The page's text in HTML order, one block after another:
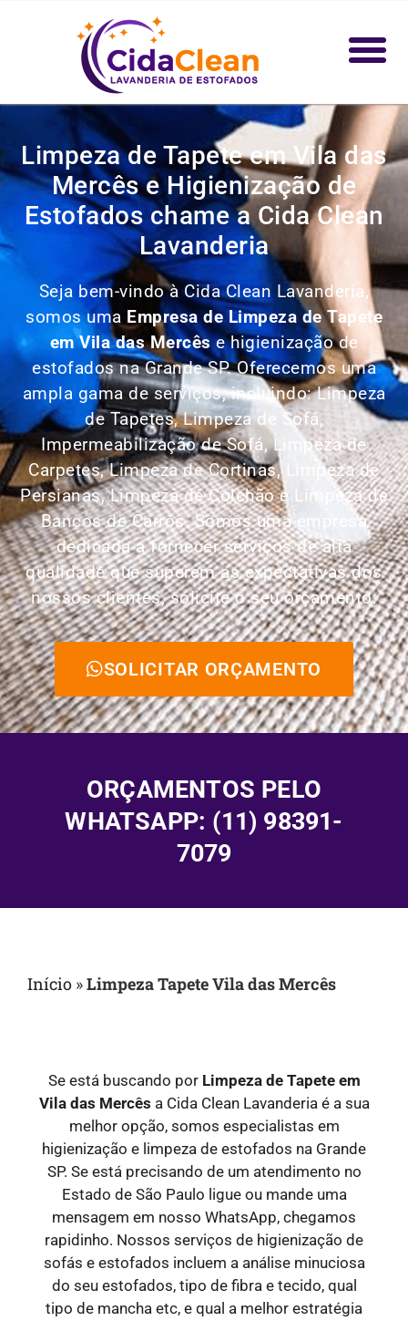
Limpeza de Tapete em Vila das
Mercês e Higienização de
Estofados chame a Cida Clean
Lavanderia
Seja bem-vindo à Cida Clean Lavanderia,
somos uma Empresa de Limpeza de Tapete
em Vila das Mercêse higienização de
estofados na Grande SP. Oferecemos uma
ampla gama de serviços, incluindo: Limpeza
de Tapetes,Limpeza de Sofá,
Impermeabilização de Sofá, Limpeza de
Carpetes, Limpeza de Cortinas, Limpeza de
Persianas, Limpeza de Colchão e Limpeza de
Bancos de Carros.Somos uma empresa
dedicada a fornecer serviços de alta
qualidade que superem as expectativas dos
nossos clientes, solicite o seu orçamento:
SOLICITAR ORÇAMENTO
ORÇAMENTOS PELO
WHATSAPP: (11) 98391-
7079
Início »Limpeza Tapete Vila das Mercês
Se está buscando por Limpeza de Tapete em
Vila das Mercês a Cida Clean Lavanderia é a sua
melhor opção, somos especialistas em
higienização e limpeza de estofados na Grande
SP. Se está precisando de um atendimento no
Estado de São Paulo ligue ou mande uma
mensagem em nosso WhatsApp, chegamos
rapidinho. Nossos serviços de higienização de
sofás e estofados incluem a análise minuciosa
do seu estofados, tipo de fibra e tecido, qual
tipo de mancha etc, e qual a melhor estratégia